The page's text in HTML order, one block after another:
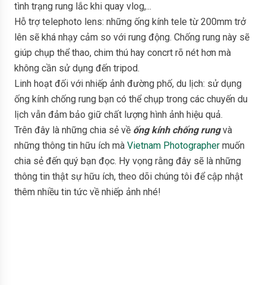
tình trạng rung lắc khi quay vlog,...
Hỗ trợ telephoto lens: những ống kính tele từ 200mm trở
lên sẽ khá nhạy cảm so với rung động. Chống rung này sẽ
giúp chụp thể thao, chim thú hay concrt rõ nét hơn mà
không cần sử dụng đến tripod.
Linh hoạt đối với nhiếp ảnh đường phố, du lịch: sử dụng
ống kính chống rung bạn có thể chụp trong các chuyến du
lịch vẫn đảm bảo giữ chất lượng hình ảnh hiệu quả.
Trên đây là những chia sẻ về ống kính chống rungvà
những thông tin hữu ích mà Vietnam Photographer muốn
chia sẻ đến quý bạn đọc. Hy vọng rằng đây sẽ là những
thông tin thật sự hữu ích, theo dõi chúng tôi để cập nhật
thêm nhiều tin tức về nhiếp ảnh nhé!